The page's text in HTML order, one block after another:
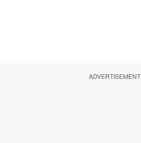
ADVERTISEMENT